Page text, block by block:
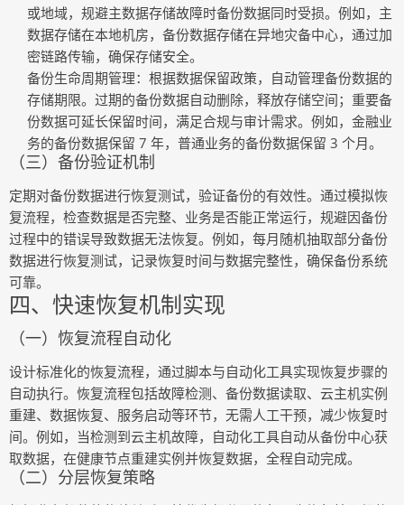
或地域，规避主数据存储故障时备份数据同时受损。例如，主
数据存储在本地机房，备份数据存储在异地灾备中心，通过加
密链路传输，确保存储安全。
备份生命周期管理：根据数据保留政策，自动管理备份数据的
存储期限。过期的备份数据自动删除，释放存储空间；重要备
份数据可延长保留时间，满足合规与审计需求。例如，金融业
务的备份数据保留 7 年，普通业务的备份数据保留 3 个月。
（三）备份验证机制
定期对备份数据进行恢复测试，验证备份的有效性。通过模拟恢
复流程，检查数据是否完整、业务是否能正常运行，规避因备份
过程中的错误导致数据无法恢复。例如，每月随机抽取部分备份
数据进行恢复测试，记录恢复时间与数据完整性，确保备份系统
可靠。
四、快速恢复机制实现
（一）恢复流程自动化
设计标准化的恢复流程，通过脚本与自动化工具实现恢复步骤的
自动执行。恢复流程包括故障检测、备份数据读取、云主机实例
重建、数据恢复、服务启动等环节，无需人工干预，减少恢复时
间。例如，当检测到云主机故障，自动化工具自动从备份中心获
取数据，在健康节点重建实例并恢复数据，全程自动完成。
（二）分层恢复策略